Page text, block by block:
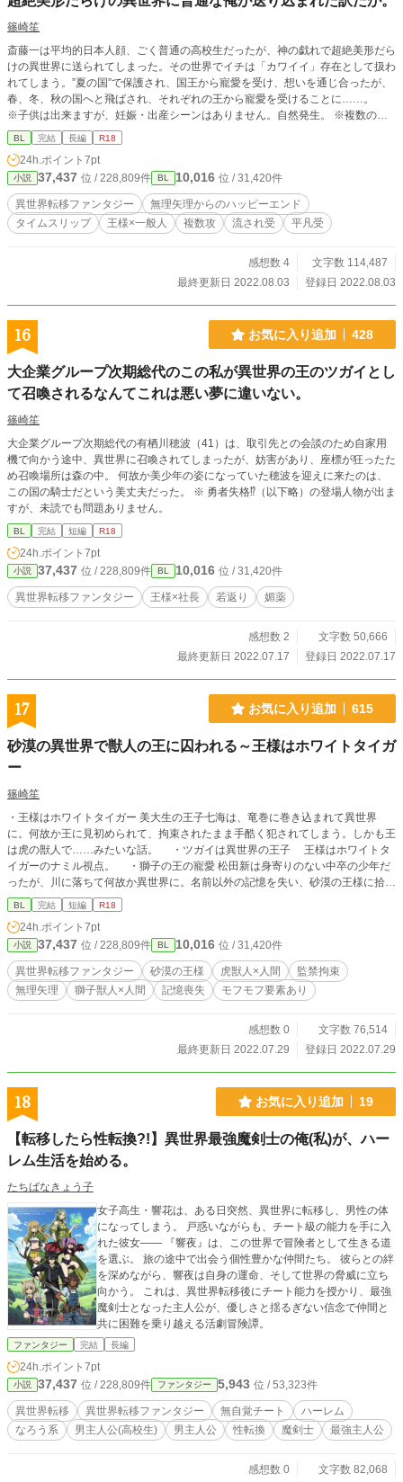
篠崎笙
斎藤一は平均的日本人顔、ごく普通の高校生だったが、神の戯れで超絶美形だら
けの異世界に送られてしまった。その世界でイチは「カワイイ」存在として扱わ
れてしまう。”夏の国”で保護され、国王から寵愛を受け、想いを通じ合ったが、
春、冬、秋の国へと飛ばされ、それぞれの王から寵愛を受けることに……。
※子供は出来ますが、妊娠・出産シーンはありません。自然発生。 ※複数の攻
めと関係あります。（３Ｐとかはなく、個別イベント） ※「黒の王とスキーに
行く」は最後まではしませんが、ザラーム×アブヤドな話になります。
BL 完結 長編 R18
24h.ポイント 7pt
小説 37,437 位 / 228,809件 BL 10,016 位 / 31,420件
異世界転移ファンタジー
無理矢理からのハッピーエンド
タイムスリップ
王様×一般人 複数攻 流され受 平凡受
感想数 4
文字数 114,487
最終更新日 2022.08.03
登録日 2022.08.03
16 お気に入り追加 428
大企業グループ次期総代のこの私が異世界の王のツガイとし
て召喚されるなんてこれは悪い夢に違いない。
篠崎笙
大企業グループ次期総代の有栖川穂波（41）は、取引先との会談のため自家用
機で向かう途中、異世界に召喚されてしまったが、妨害があり、座標が狂ったた
め召喚場所は森の中。 何故か美少年の姿になっていた穂波を迎えに来たのは、
この国の騎士だという美丈夫だった。 ※ 勇者失格⁉（以下略）の登場人物が出ま
すが、未読でも問題ありません。
BL 完結 短編 R18
24h.ポイント 7pt
小説 37,437 位 / 228,809件 BL 10,016 位 / 31,420件
異世界転移ファンタジー 王様×社長 若返り 媚薬
感想数 2
文字数 50,666
最終更新日 2022.07.17
登録日 2022.07.17
17 お気に入り追加 615
砂漠の異世界で獣人の王に囚われる～王様はホワイトタイガ
ー
篠崎笙
・王様はホワイトタイガー 美大生の王子七海は、竜巻に巻き込まれて異世界
に。何故か王に見初められて、拘束されたまま手酷く犯されてしまう。しかも王
は虎の獣人で……みたいな話。 ・ツガイは異世界の王子 王様はホワイトタ
イガーのナミル視点。 ・獅子の王の寵愛 松田新は身寄りのない中卒の少年だ
ったが、川に落ちて何故か異世界に。名前以外の記憶を失い、砂漠の王様に拾わ
れ身に余る待遇で可愛がられるが、拾ったのは新を后にして美味しくいただくた
めだった……みたいな話。 ・砂漠の獅子は幼き寵姫を愛す 獅子の王の寵愛
のアサド視点。 ・おまけ 二年後の話。アサド視点。
BL 完結 短編 R18
24h.ポイント 7pt
小説 37,437 位 / 228,809件 BL 10,016 位 / 31,420件
異世界転移ファンタジー 砂漠の王様 虎獣人×人間
監禁拘束
無理矢理
獅子獣人×人間 記憶喪失 モフモフ要素あり
感想数 0
文字数 76,514
最終更新日 2022.07.29
登録日 2022.07.29
18 お気に入り追加 19
【転移したら性転換?!】異世界最強魔剣士の俺(私)が、ハー
レム生活を始める。
たちばなきょう子
​女子高生・響花は、ある日突然、異世界に転移し、男性の体
になってしまう。 戸惑いながらも、チート級の能力を手に入
れた彼女―― 『響夜』は、この世界で冒険者として生きる道
を選ぶ。 ​旅の途中で出会う個性豊かな仲間たち。 彼らとの絆
を深めながら、響夜は自身の運命、そして世界の脅威に立ち
向かう。 ​これは、異世界転移後にチート能力を授かり、最強
魔剣士となった主人公が、優しさと揺るぎない信念で仲間と
共に困難を乗り越える活劇冒険譚。
ファンタジー 完結 長編
24h.ポイント 7pt
小説 37,437 位 / 228,809件 ファンタジー 5,943 位 / 53,323件
異世界転移 異世界転移ファンタジー 無自覚チート
ハーレム
なろう系
男主人公(高校生) 男主人公 性転換 魔剣士 最強主人公
感想数 0
文字数 82,068